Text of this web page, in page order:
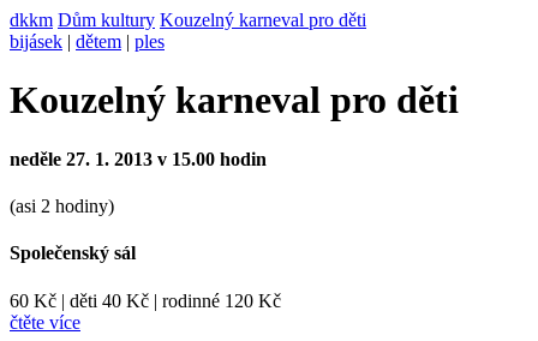
dkkm Dům kultury Kouzelný karneval pro děti
bijásek | dětem | ples
Kouzelný karneval pro děti
neděle 27. 1. 2013 v 15.00 hodin
(asi 2 hodiny)
Společenský sál
60 Kč | děti 40 Kč | rodinné 120 Kč
čtěte více